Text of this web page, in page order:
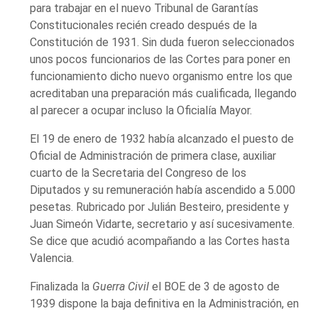
para trabajar en el nuevo Tribunal de Garantías
Constitucionales recién creado después de la
Constitución de 1931. Sin duda fueron seleccionados
unos pocos funcionarios de las Cortes para poner en
funcionamiento dicho nuevo organismo entre los que
acreditaban una preparación más cualificada, llegando
al parecer a ocupar incluso la Oficialía Mayor.
El 19 de enero de 1932 había alcanzado el puesto de
Oficial de Administración de primera clase, auxiliar
cuarto de la Secretaria del Congreso de los
Diputados y su remuneración había ascendido a 5.000
pesetas. Rubricado por Julián Besteiro, presidente y
Juan Simeón Vidarte, secretario y así sucesivamente.
Se dice que acudió acompañando a las Cortes hasta
Valencia.
Finalizada la Guerra Civilel BOE de 3 de agosto de
1939 dispone la baja definitiva en la Administración, en